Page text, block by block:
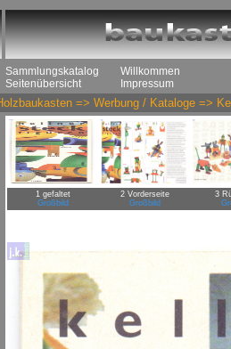
Sammlungskatalog
Seitenübersicht
Willkommen
Impressum
=> Werbung / Kataloge =>
1 gefaltet
Großbild
2 Vorderseite
Großbild
3